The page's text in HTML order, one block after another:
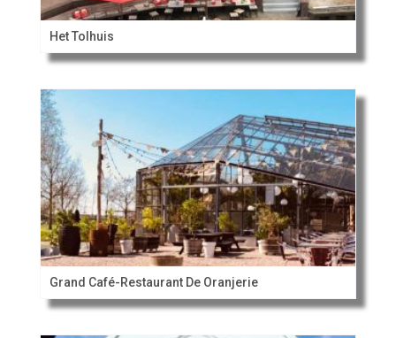
Het Tolhuis
Grand Café-Restaurant De Oranjerie